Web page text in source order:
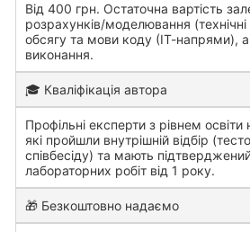
Від 400 грн. Остаточна вартість
розрахунків/моделювання
обсягу та мови коду (ІТ-напрями),
виконання.
🎓 Кваліфікація автора
Профільні експерти з рівнем
які пройшли внутрішній відбір
співбесіду) та мають
лабораторних робіт від 1 року.
🎁 Безкоштовно надаємо